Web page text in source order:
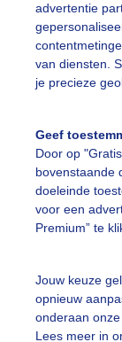
advertentie
van diensten.
je precieze
Geef
Door op
bovenstaande
doeleinde
voor een
Premium” te
Jouw keuze
opnieuw
onderaan
Lees meer in
vragen